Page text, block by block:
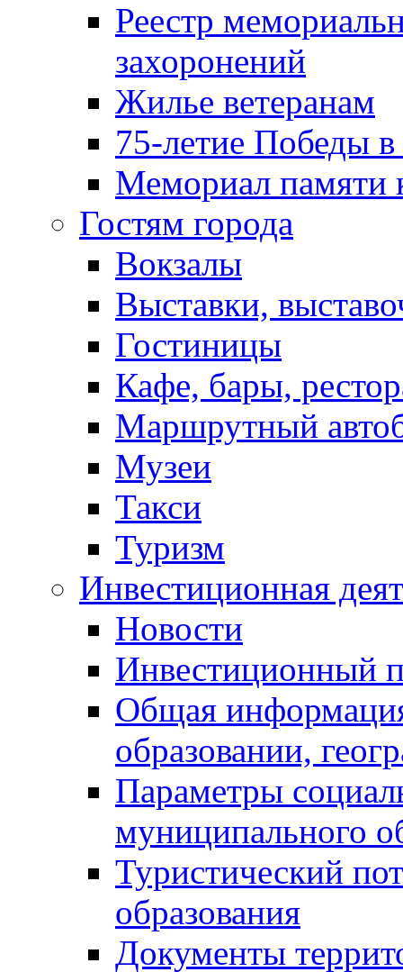
Реестр
захоронений
Жилье ветеранам
75-летие Победы
Мемориал памяти
Гостям города
Вокзалы
Выставки,
Гостиницы
Кафе, бары,
Маршрутный
Музеи
Такси
Туризм
Инвестиционная
Новости
Инвестиционный
Общая
образовании,
Параметры
муниципального
Туристический
образования
Документы